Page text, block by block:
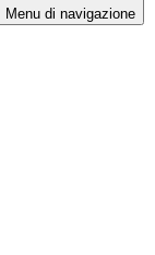
Menu di navigazione